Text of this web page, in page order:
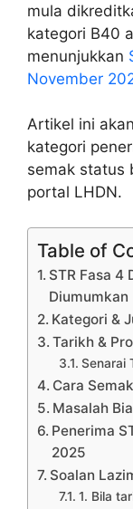
mula
kategori B40
menunjukkan
November
Artikel ini
kategori
semak status
portal LHDN.
Table of
STR Fasa 4
Diumumkan
Kategori &
Tarikh &
Senarai
Cara
Masalah
Penerima
2025
Soalan
1. Bila